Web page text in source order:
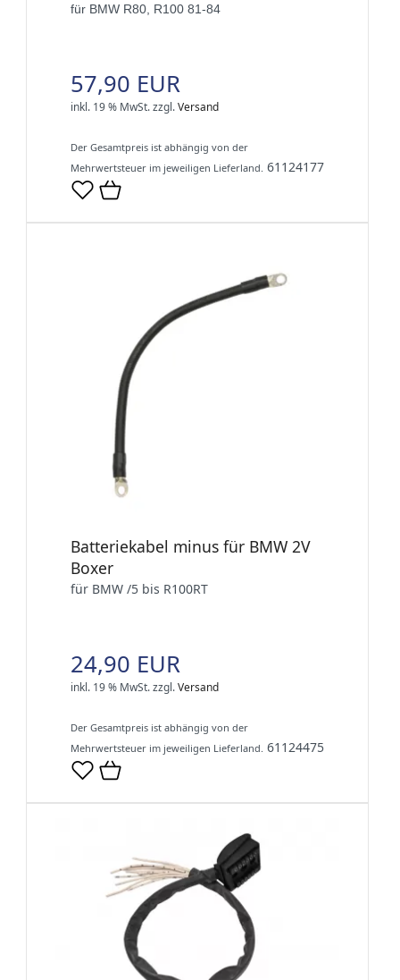
für BMW R80, R100 81-84
57,90 EUR
inkl. 19 % MwSt.zzgl.Versand
Der Gesamtpreis ist abhängig von der
Mehrwertsteuer im jeweiligen Lieferland. 61124177
Batteriekabel minus für BMW 2V
Boxer
für BMW /5 bis R100RT
24,90 EUR
inkl. 19 % MwSt.zzgl.Versand
Der Gesamtpreis ist abhängig von der
Mehrwertsteuer im jeweiligen Lieferland. 61124475